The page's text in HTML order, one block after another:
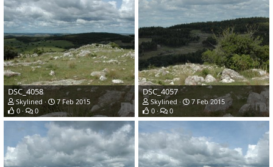
DSC_4058
Skylined
7 Feb 2015
0
0
DSC_4057
Skylined
7 Feb 2015
0
0